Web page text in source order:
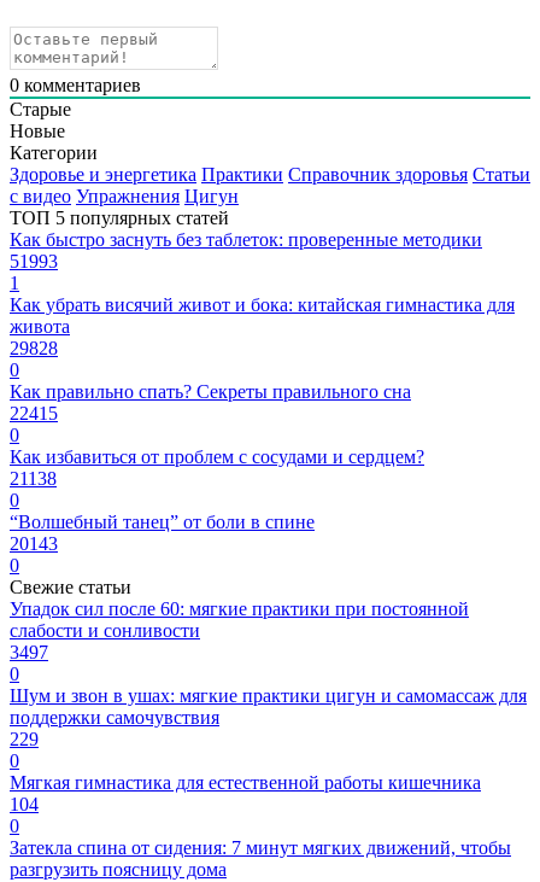
0 комментариев
Старые
Новые
Категории
Здоровье и энергетика Практики Справочник здоровья Статьи
с видео Упражнения Цигун
ТОП 5 популярных статей
Как быстро заснуть без таблеток: проверенные методики
51993
1
Как убрать висячий живот и бока: китайская гимнастика для
живота
29828
0
Как правильно спать? Секреты правильного сна
22415
0
Как избавиться от проблем с сосудами и сердцем?
21138
0
“Волшебный танец” от боли в спине
20143
0
Свежие статьи
Упадок сил после 60: мягкие практики при постоянной
слабости и сонливости
3497
0
Шум и звон в ушах: мягкие практики цигун и самомассаж для
поддержки самочувствия
229
0
Мягкая гимнастика для естественной работы кишечника
104
0
Затекла спина от сидения: 7 минут мягких движений, чтобы
разгрузить поясницу дома